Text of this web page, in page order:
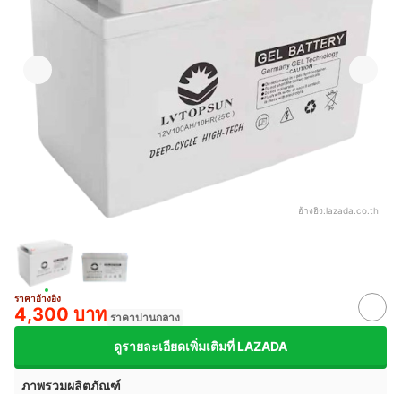
อ้างอิง:lazada.co.th
ราคาอ้างอิง
4,300 บาท ราคาปานกลาง
ดูรายละเอียดเพิ่มเติมที่ LAZADA
ภาพรวมผลิตภัณฑ์